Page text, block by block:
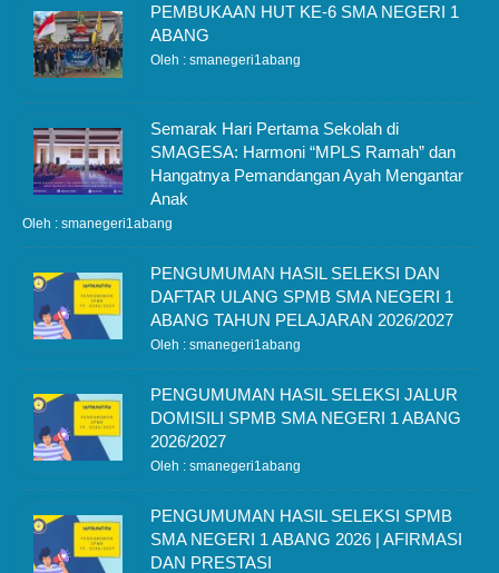
PEMBUKAAN HUT KE-6 SMA NEGERI 1
ABANG
Oleh : smanegeri1abang
Semarak Hari Pertama Sekolah di
SMAGESA: Harmoni “MPLS Ramah” dan
Hangatnya Pemandangan Ayah Mengantar
Anak
Oleh : smanegeri1abang
PENGUMUMAN HASIL SELEKSI DAN
DAFTAR ULANG SPMB SMA NEGERI 1
ABANG TAHUN PELAJARAN 2026/2027
Oleh : smanegeri1abang
PENGUMUMAN HASIL SELEKSI JALUR
DOMISILI SPMB SMA NEGERI 1 ABANG
2026/2027
Oleh : smanegeri1abang
PENGUMUMAN HASIL SELEKSI SPMB
SMA NEGERI 1 ABANG 2026 | AFIRMASI
DAN PRESTASI